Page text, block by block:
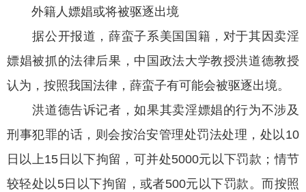
外籍人嫖娼或将被驱逐出境
据公开报道，薛蛮子系美国国籍，对于其因卖淫
嫖娼被抓的法律后果，中国政法大学教授洪道德教授
认为，按照我国法律，薛蛮子有可能会被驱逐出境。
洪道德告诉记者，如果其卖淫嫖娼的行为不涉及
刑事犯罪的话，则会按治安管理处罚法处理，处以10
日以上15日以下拘留，可并处5000元以下罚款；情节
较轻处以5日以下拘留，或者500元以下罚款。而按照